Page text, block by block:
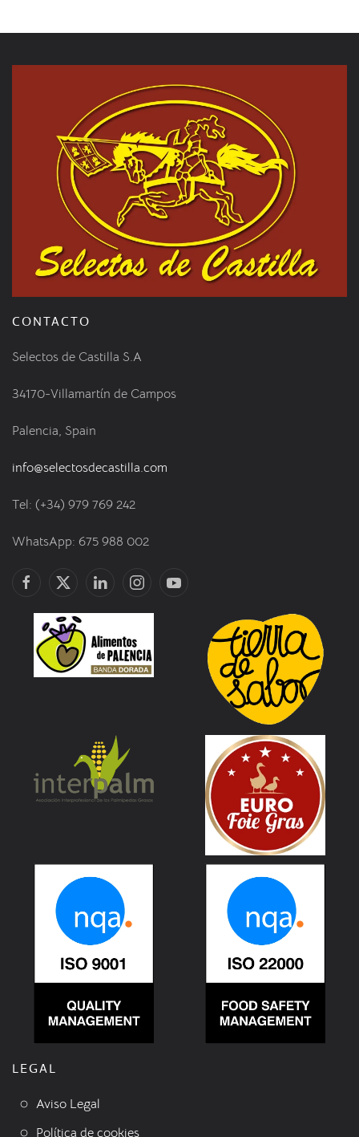
CONTACTO
Selectos de Castilla S.A
34170-Villamartín de Campos
Palencia, Spain
info@selectosdecastilla.com
Tel: (+34) 979 769 242
WhatsApp: 675 988 002
LEGAL
Aviso Legal
Política de cookies